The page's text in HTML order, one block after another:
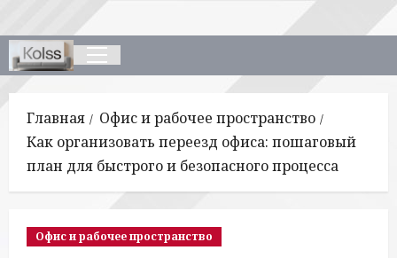
к
содержимомуОсновное
Главная
Офис и рабочее пространство
Как организовать переезд офиса: пошаговый
план для быстрого и безопасного процесса
Офис и рабочее пространство